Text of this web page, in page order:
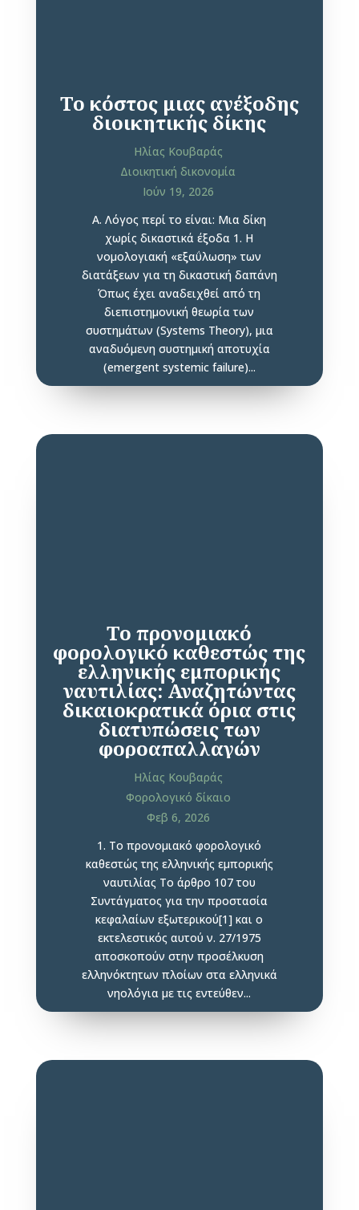
Το κόστος μιας ανέξοδης
διοικητικής δίκης
Ηλίας Κουβαράς
Διοικητική δικονομία
Ιούν 19, 2026
Α. Λόγος περί το είναι: Μια δίκη
χωρίς δικαστικά έξοδα 1. Η
νομολογιακή «εξαΰλωση» των
διατάξεων για τη δικαστική δαπάνη
Όπως έχει αναδειχθεί από τη
διεπιστημονική θεωρία των
συστημάτων (Systems Theory), μια
αναδυόμενη συστημική αποτυχία
(emergent systemic failure)...
Το προνομιακό
φορολογικό καθεστώς της
ελληνικής εμπορικής
ναυτιλίας: Αναζητώντας
δικαιοκρατικά όρια στις
διατυπώσεις των
φοροαπαλλαγών
Ηλίας Κουβαράς
Φορολογικό δίκαιο
Φεβ 6, 2026
1. Το προνομιακό φορολογικό
καθεστώς της ελληνικής εμπορικής
ναυτιλίας Το άρθρο 107 του
Συντάγματος για την προστασία
κεφαλαίων εξωτερικού[1] και ο
εκτελεστικός αυτού ν. 27/1975
αποσκοπούν στην προσέλκυση
ελληνόκτητων πλοίων στα ελληνικά
νηολόγια με τις εντεύθεν...